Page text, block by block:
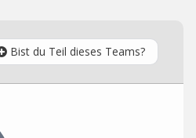
Bist du Teil dieses Teams?